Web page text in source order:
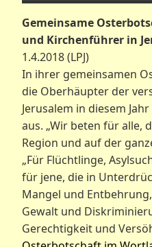
Gemeinsame
und Kirchenführer in
1.4.2018 (LPJ)
In ihrer gemeinsamen
die Oberhäupter der
Jerusalem in diesem
aus. „Wir beten für alle,
Region und auf der
„Für Flüchtlinge,
für jene, die in
Mangel und
Gewalt und
Gerechtigkeit und